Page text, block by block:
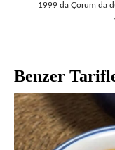
1999 da Çorum da
Benzer